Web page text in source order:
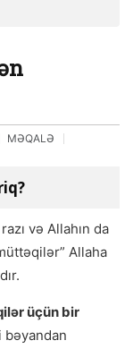
MƏQALƏ
və Allahın da
Allaha
üçün bir
bəyandan